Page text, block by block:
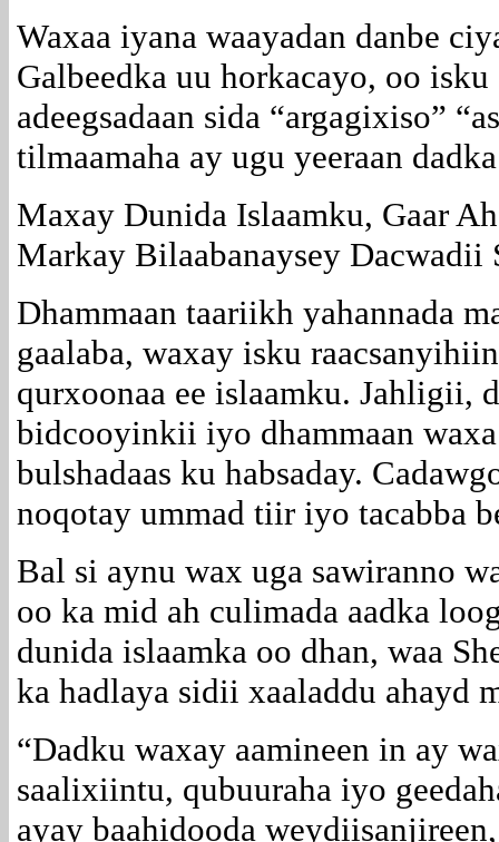
Waxaa iyana waayadan danbe
Galbeedka uu horkacayo, oo
adeegsadaan sida “argagixiso”
tilmaamaha ay ugu yeeraan
Maxay Dunida Islaamku, Gaar
Markay Bilaabanaysey Dacwadii
Dhammaan taariikh yahannada
gaalaba, waxay isku
qurxoonaa ee islaamku.
bidcooyinkii iyo dhammaan
bulshadaas ku habsaday.
noqotay ummad tiir iyo tacabba
Bal si aynu wax uga sawiranno
oo ka mid ah culimada aadka
dunida islaamka oo dhan, waa
ka hadlaya sidii xaaladdu ahayd
“Dadku waxay aamineen in ay
saalixiintu, qubuuraha iyo
ayay baahidooda